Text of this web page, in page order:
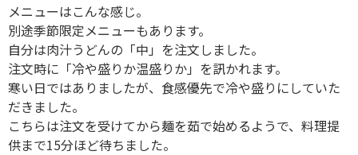
メニューはこんな感じ。
別途季節限定メニューもあります。
自分は肉汁うどんの「中」を注文しました。
注文時に「冷や盛りか温盛りか」を訊かれます。
寒い日ではありましたが、食感優先で冷や盛りにしていた
だきました。
こちらは注文を受けてから麺を茹で始めるようで、料理提
供まで15分ほど待ちました。